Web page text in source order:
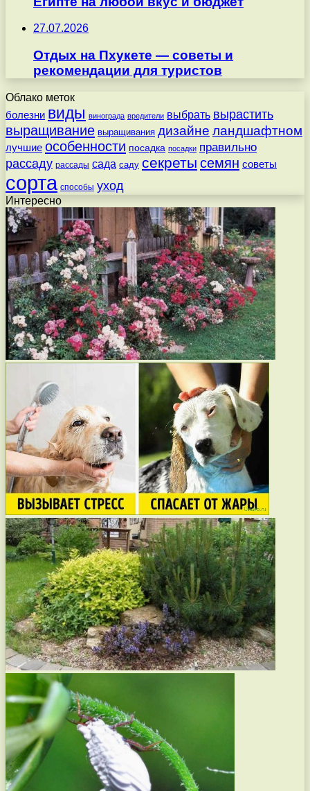
27.07.2026
Отдых на Пхукете — советы и
рекомендации для туристов
Облако меток
болезни виды винограда вредители выбрать вырастить
выращивание выращивания дизайне ландшафтном
лучшие особенности посадка посадки правильно
рассаду рассады сада саду секреты семян советы
сорта способы уход
Интересно